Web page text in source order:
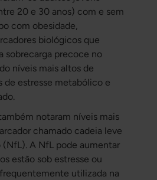
20 e 30 anos) com e sem
com obesidade,
biológicos que
sobrecarga precoce no
níveis mais altos de
de estresse metabólico e
notaram níveis mais
chamado cadeia leve
A NfL pode aumentar
estão sob estresse ou
utilizada na